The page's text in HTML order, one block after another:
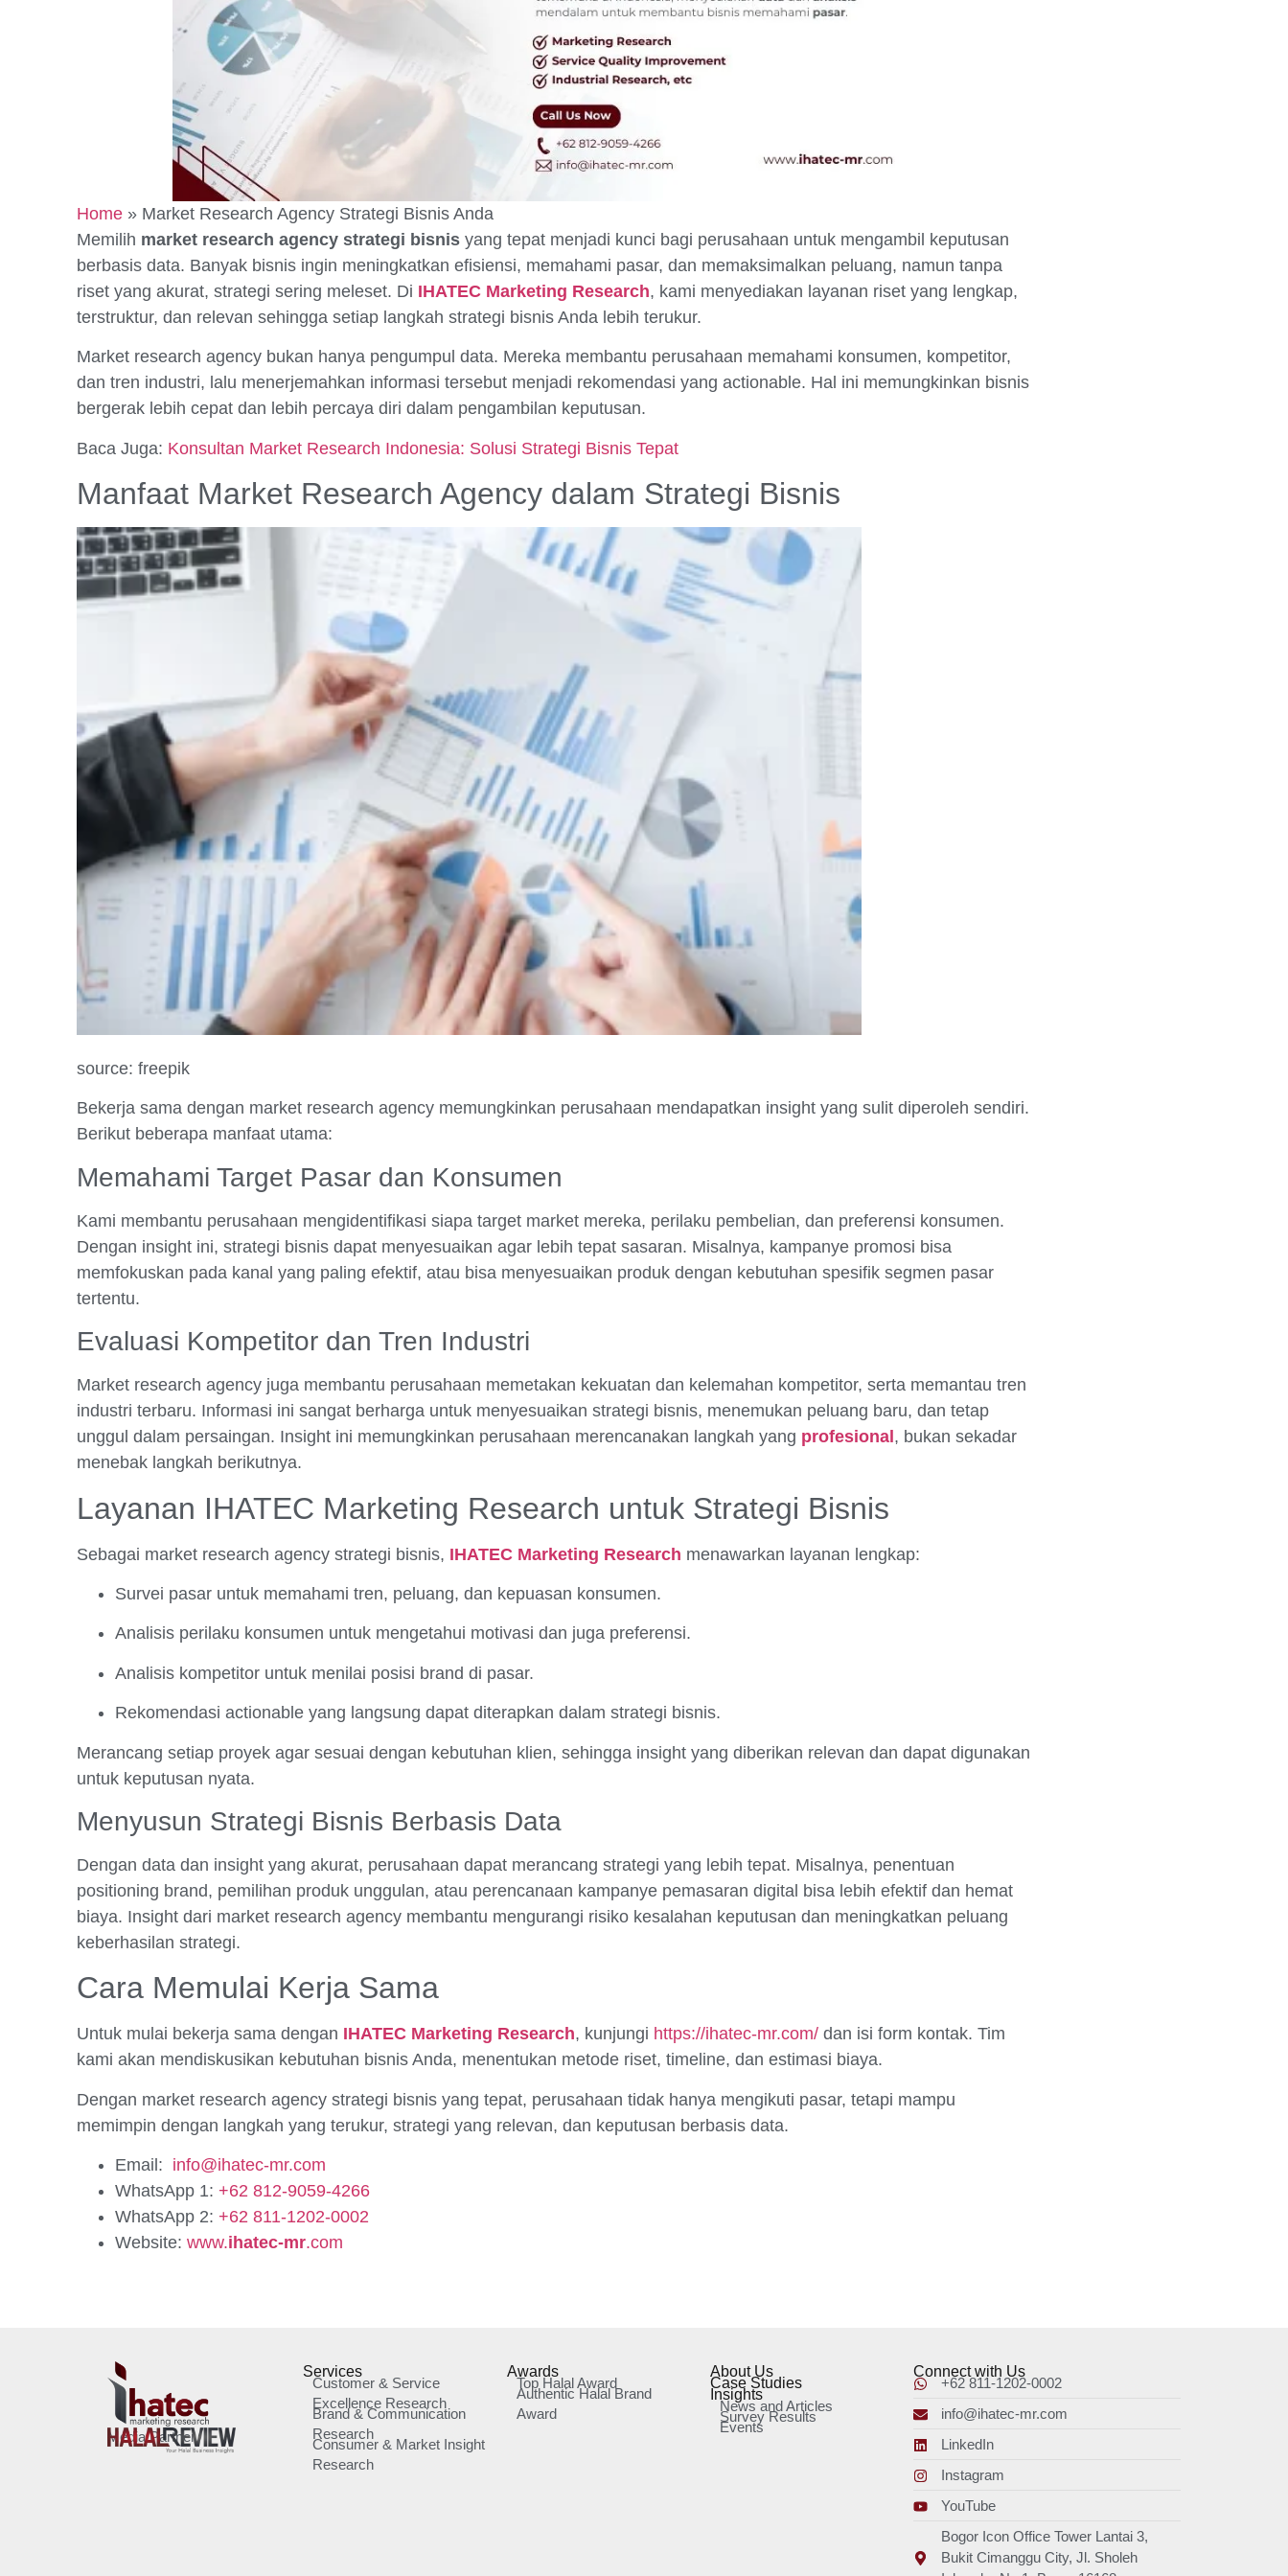
Home » Market Research Agency Strategi Bisnis Anda
Memilih market research agency strategi bisnis yang tepat menjadi kunci bagi perusahaan untuk mengambil keputusan
berbasis data. Banyak bisnis ingin meningkatkan efisiensi, memahami pasar, dan memaksimalkan peluang, namun tanpa
riset yang akurat, strategi sering meleset. Di IHATEC Marketing Research, kami menyediakan layanan riset yang lengkap,
terstruktur, dan relevan sehingga setiap langkah strategi bisnis Anda lebih terukur.
Market research agency bukan hanya pengumpul data. Mereka membantu perusahaan memahami konsumen, kompetitor,
dan tren industri, lalu menerjemahkan informasi tersebut menjadi rekomendasi yang actionable. Hal ini memungkinkan bisnis
bergerak lebih cepat dan lebih percaya diri dalam pengambilan keputusan.
Baca Juga: Konsultan Market Research Indonesia: Solusi Strategi Bisnis Tepat
Manfaat Market Research Agency dalam Strategi Bisnis
source: freepik
Bekerja sama dengan market research agency memungkinkan perusahaan mendapatkan insight yang sulit diperoleh sendiri.
Berikut beberapa manfaat utama:
Memahami Target Pasar dan Konsumen
Kami membantu perusahaan mengidentifikasi siapa target market mereka, perilaku pembelian, dan preferensi konsumen.
Dengan insight ini, strategi bisnis dapat menyesuaikan agar lebih tepat sasaran. Misalnya, kampanye promosi bisa
memfokuskan pada kanal yang paling efektif, atau bisa menyesuaikan produk dengan kebutuhan spesifik segmen pasar
tertentu.
Evaluasi Kompetitor dan Tren Industri
Market research agency juga membantu perusahaan memetakan kekuatan dan kelemahan kompetitor, serta memantau tren
industri terbaru. Informasi ini sangat berharga untuk menyesuaikan strategi bisnis, menemukan peluang baru, dan tetap
unggul dalam persaingan. Insight ini memungkinkan perusahaan merencanakan langkah yang profesional , bukan sekadar
menebak langkah berikutnya.
Layanan IHATEC Marketing Research untuk Strategi Bisnis
Sebagai market research agency strategi bisnis, IHATEC Marketing Research menawarkan layanan lengkap:
Survei pasar untuk memahami tren, peluang, dan kepuasan konsumen.
Analisis perilaku konsumen untuk mengetahui motivasi dan juga preferensi.
Analisis kompetitor untuk menilai posisi brand di pasar.
Rekomendasi actionable yang langsung dapat diterapkan dalam strategi bisnis.
Merancang setiap proyek agar sesuai dengan kebutuhan klien, sehingga insight yang diberikan relevan dan dapat digunakan
untuk keputusan nyata.
Menyusun Strategi Bisnis Berbasis Data
Dengan data dan insight yang akurat, perusahaan dapat merancang strategi yang lebih tepat. Misalnya, penentuan
positioning brand, pemilihan produk unggulan, atau perencanaan kampanye pemasaran digital bisa lebih efektif dan hemat
biaya. Insight dari market research agency membantu mengurangi risiko kesalahan keputusan dan meningkatkan peluang
keberhasilan strategi.
Cara Memulai Kerja Sama
Untuk mulai bekerja sama dengan IHATEC Marketing Research, kunjungi https://ihatec-mr.com/ dan isi form kontak. Tim
kami akan mendiskusikan kebutuhan bisnis Anda, menentukan metode riset, timeline, dan estimasi biaya.
Dengan market research agency strategi bisnis yang tepat, perusahaan tidak hanya mengikuti pasar, tetapi mampu
memimpin dengan langkah yang terukur, strategi yang relevan, dan keputusan berbasis data.
Email: info@ihatec-mr.com
WhatsApp 1: +62 812-9059-4266
WhatsApp 2: +62 811-1202-0002
Website: www.ihatec-mr.com
Media Partner
Services
Customer & Service
Excellence Research
Brand & Communication
Research
Consumer & Market Insight
Research
Awards
Top Halal Award
Authentic Halal Brand
Award
About Us
Case Studies
Insights
News and Articles
Survey Results
Events
Connect with Us
+62 811-1202-0002
info@ihatec-mr.com
LinkedIn
Instagram
YouTube
Bogor Icon Office Tower Lantai 3,
Bukit Cimanggu City, Jl. Sholeh